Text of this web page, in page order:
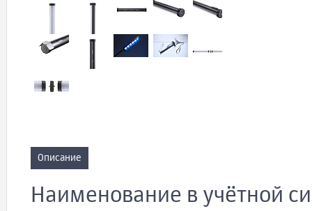
Описание
Наименование в учётной